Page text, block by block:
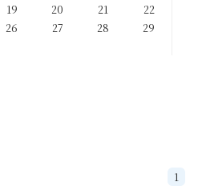
19 20 21
22
26 27 28
29
1